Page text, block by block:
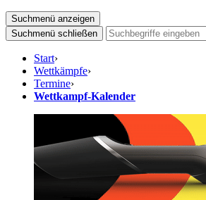
Suchmenü anzeigen
Suchmenü schließen
Start›
Wettkämpfe›
Termine›
Wettkampf-Kalender